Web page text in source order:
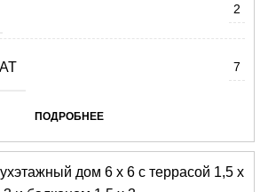
2
7
ПОДРОБНЕЕ